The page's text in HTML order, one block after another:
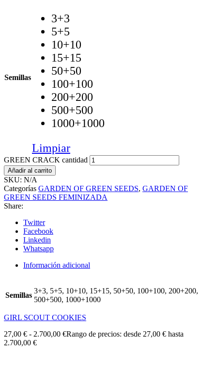
Semillas
3+3
5+5
10+10
15+15
50+50
100+100
200+200
500+500
1000+1000
Limpiar
GREEN CRACK cantidad
Añadir al carrito
SKU: N/A
Categorías GARDEN OF GREEN SEEDS, GARDEN OF
GREEN SEEDS FEMINIZADA
Share:
Twitter
Facebook
Linkedin
Whatsapp
Información adicional
Semillas
3+3, 5+5, 10+10, 15+15, 50+50, 100+100, 200+200,
500+500, 1000+1000
GIRL SCOUT COOKIES
27,00 € - 2.700,00 €Rango de precios: desde 27,00 € hasta
2.700,00 €